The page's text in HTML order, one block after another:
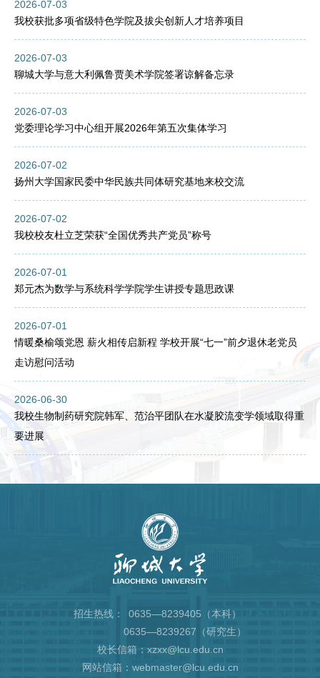
2026-07-03
我校获批多项省级特色学院及拔尖创新人才培养项目
2026-07-03
聊城大学与意大利佩鲁贾美术学院签署谅解备忘录
2026-07-03
党委理论学习中心组开展2026年第五次集体学习
2026-07-02
扬州大学国家民委中华民族共同体研究基地来校交流
2026-07-02
我校校友杜立芝荣获“全国优秀共产党员”称号
2026-07-01
郑元杰为数学与系统科学学院学生讲授专题思政课
2026-07-01
情暖桑榆颂党恩 薪火相传启新程 学校开展“七一”前夕退休老党员
走访慰问活动
2026-06-30
我校生物制药研究院韩军、范治平团队在水凝胶流变学领域取得重
要进展
招生热线：
0635—8239405（本科）
0635—8239267（研究生）
校长信箱：xzxx@lcu.edu.cn
网站信箱：webmaster@lcu.edu.cn